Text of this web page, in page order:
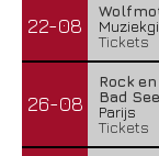
22-08
Tickets
26-08
Rock
Bad
Parijs
Tickets